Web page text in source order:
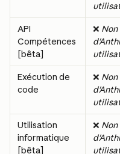
API
Compétences
[bêta]
❌
Exécution de
code
❌
Utilisation
informatique
[bêta]
❌